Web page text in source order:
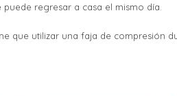
regresar a casa el mismo día.
que utilizar una faja de compresión